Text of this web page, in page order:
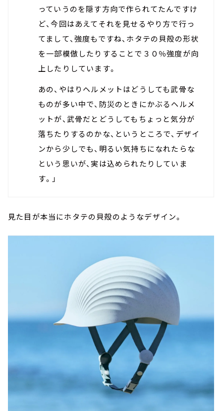
っていうのを隠す方向で作られてたんですけ
ど、今回はあえてそれを見せるやり方で行っ
てまして、強度もですね、ホタテの貝殻の形状
を一部模倣したりすることで３０％強度が向
上したりしています。
あの、やはりヘルメットはどうしても武骨な
ものが多い中で、防災のときにかぶるヘルメ
ットが、武骨だとどうしてもちょっと気分が
落ちたりするのかな、というところで、デザイ
ンから少しでも、明るい気持ちになれたらな
という思いが、実は込められたりしていま
す。」
見た目が本当にホタテの貝殻のようなデザイン。